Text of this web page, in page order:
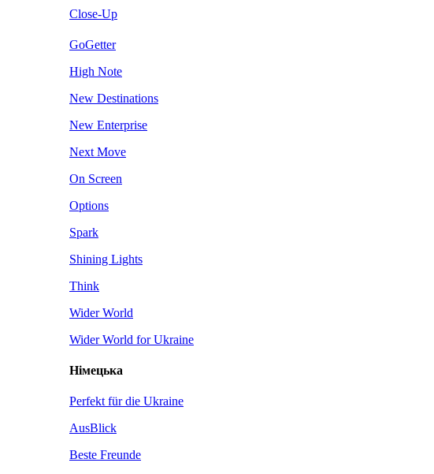
Close-Up
GoGetter
High Note
New Destinations
New Enterprise
Next Move
On Screen
Options
Spark
Shining Lights
Think
Wider World
Wider World for Ukraine
Німецька
Perfekt für die Ukraine
AusBlick
Beste Freunde